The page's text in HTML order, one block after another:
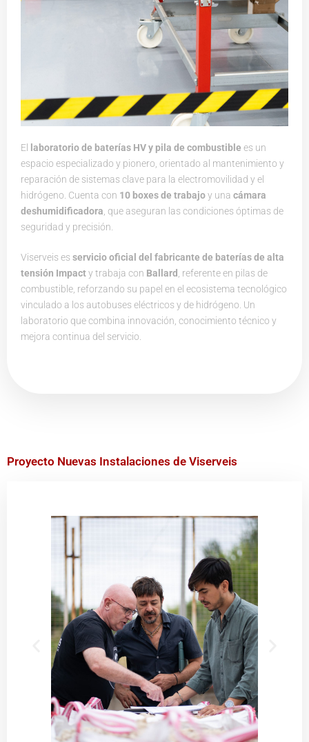
El laboratorio de baterías HV y pila de combustible es un
espacio especializado y pionero, orientado al mantenimiento y
reparación de sistemas clave para la electromovilidad y el
hidrógeno. Cuenta con 10 boxes de trabajoy una cámara
deshumidificadora, que aseguran las condiciones óptimas de
seguridad y precisión.
Viserveis es servicio oficial del fabricante de baterías de alta
tensión Impacty trabaja con Ballard , referente en pilas de
combustible, reforzando su papel en el ecosistema tecnológico
vinculado a los autobuses eléctricos y de hidrógeno. Un
laboratorio que combina innovación, conocimiento técnico y
mejora continua del servicio.
Proyecto Nuevas Instalaciones de Viserveis